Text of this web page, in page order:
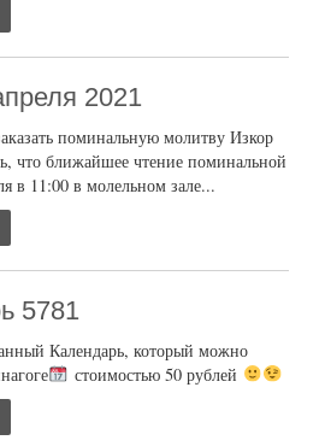
2021
поминальную молитву Изкор
что ближайшее чтение поминальной
в 11:00 в молельном зале...
5781
Календарь, который можно
стоимостью 50 рублей